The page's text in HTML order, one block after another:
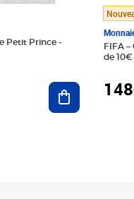
Petit Prince -
Ajouter au
FIFA
de
148